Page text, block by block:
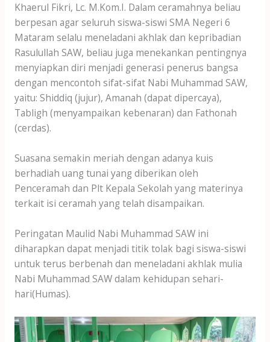
Khaerul Fikri, Lc. M.Kom.I. Dalam ceramahnya beliau
berpesan agar seluruh siswa-siswi SMA Negeri 6
Mataram selalu meneladani akhlak dan kepribadian
Rasulullah SAW, beliau juga menekankan pentingnya
menyiapkan diri menjadi generasi penerus bangsa
dengan mencontoh sifat-sifat Nabi Muhammad SAW,
yaitu: Shiddiq (jujur), Amanah (dapat dipercaya),
Tabligh (menyampaikan kebenaran) dan Fathonah
(cerdas).
Suasana semakin meriah dengan adanya kuis
berhadiah uang tunai yang diberikan oleh
Penceramah dan Plt Kepala Sekolah yang materinya
terkait isi ceramah yang telah disampaikan.
Peringatan Maulid Nabi Muhammad SAW ini
diharapkan dapat menjadi titik tolak bagi siswa-siswi
untuk terus berbenah dan meneladani akhlak mulia
Nabi Muhammad SAW dalam kehidupan sehari-
hari(Humas).